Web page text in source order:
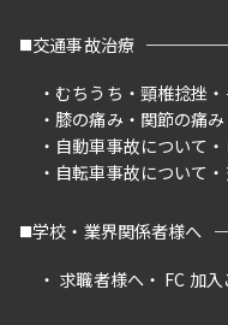
交通事故治療
むちうち
頸椎捻挫
膝の痛み
関節の痛み
自動車事故について
自転車事故について
学校・業界関係者様へ
求職者様へ
FC 加